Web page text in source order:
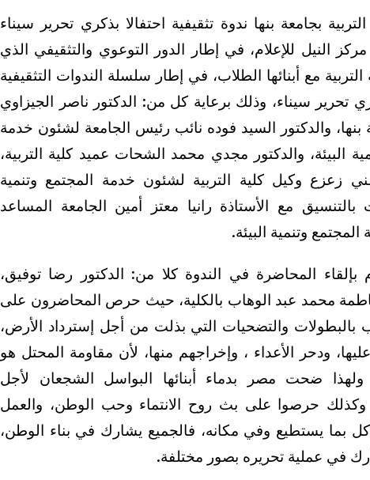
بجامعة بنها ندوة تثقيفية احتفالا بذكري تحرير سيناء
النيل للإعلام، في إطار الدور التوعوي والتثقيفي الذي
مع أبنائها الطلاب، في إطار سلسلة الندوات التثقيفية
تحرير سيناء، وذلك برعاية كل من: الدكتور ناصر الجيزاوي
والدكتور السيد فوده نائب رئيس الجامعة لشئون خدمة
البيئة، والدكتور مجدي محمد الشحات عميد كلية التربية،
زعزع وكيل كلية التربية لشئون خدمة المجتمع وتنمية
بالتنسيق مع الأستاذة رانيا معتز أمين الجامعة المساعد
وتنمية البيئة.
بإلقاء المحاضرة في الندوة كلا من: الدكتور رضا توفيق،
محمد عبد الوهاب بالكلية، حيث حرص المحاضرون على
بالبطولات والتضحيات التي بذلت من أجل إسترداد الأرض،
ودحر الأعداء ، وإخراجهم منها، لأن مقاومة المحتل هو
ضحت مصر بدماء أبنائها البواسل الشجعان لأجل
وكذلك حرصوا على بث روح الانتماء وحب الوطن، والعمل
بما يستطيع وفي مكانه، فالجميع يشارك في بناء الوطن،
في عملية تحريره بصور مختلفة.